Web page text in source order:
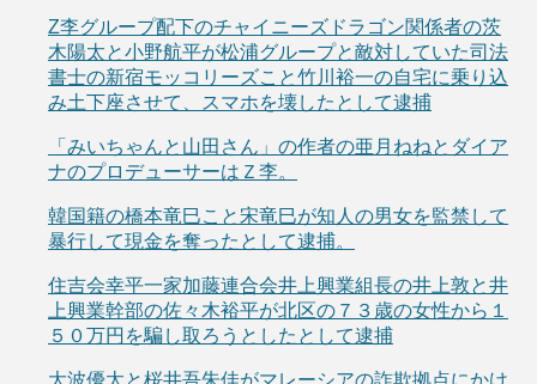
Z李グループ配下のチャイニーズドラゴン関係者の茨
木陽太と小野航平が松浦グループと敵対していた司法
書士の新宿モッコリーズこと竹川裕一の自宅に乗り込
み土下座させて、スマホを壊したとして逮捕
「みいちゃんと山田さん」の作者の亜月ねねとダイア
ナのプロデューサーはＺ李。
韓国籍の橋本竜巳こと宋竜巳が知人の男女を監禁して
暴行して現金を奪ったとして逮捕。
住吉会幸平一家加藤連合会井上興業組長の井上敦と井
上興業幹部の佐々木裕平が北区の７３歳の女性から１
５０万円を騙し取ろうとしたとして逮捕
大波優太と桜井吾朱佳がマレーシアの詐欺拠点にかけ